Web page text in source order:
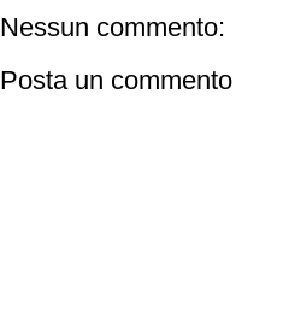
Nessun commento:
Posta un commento